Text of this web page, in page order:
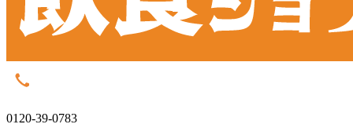
0120-39-0783